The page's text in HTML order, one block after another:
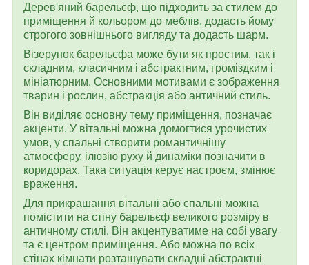
Дерев'яний барельєф, що підходить за стилем до
приміщення й кольором до меблів, додасть йому
строгого зовнішнього вигляду та додасть шарм.
Візерунок барельєфа може бути як простим, так і
складним, класичним і абстрактним, громіздким і
мініатюрним. Основними мотивами є зображення
тварин і рослин, абстракція або античний стиль.
Він виділяє основну тему приміщення, позначає
акценти. У вітальні можна домогтися урочистих
умов, у спальні створити романтичнішу
атмосферу, ілюзію руху й динаміки позначити в
коридорах. Така ситуація керує настроєм, змінює
враження.
Для прикрашання вітальні або спальні можна
помістити на стіну барельєф великого розміру в
античному стилі. Він акцентуватиме на собі увагу
та є центром приміщення. Або можна по всіх
стінах кімнати розташувати складні абстрактні